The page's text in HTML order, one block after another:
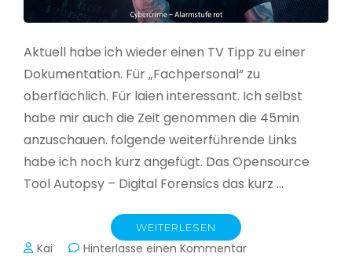
Aktuell habe ich wieder einen TV Tipp zu einer
Dokumentation. Für „Fachpersonal“ zu
oberflächlich. Für laien interessant. Ich selbst
habe mir auch die Zeit genommen die 45min
anzuschauen. folgende weiterführende Links
habe ich noch kurz angefügt. Das Opensource
Tool Autopsy – Digital Forensics das kurz …
WEITERLESEN
Kai Hinterlasse einen Kommentarzu